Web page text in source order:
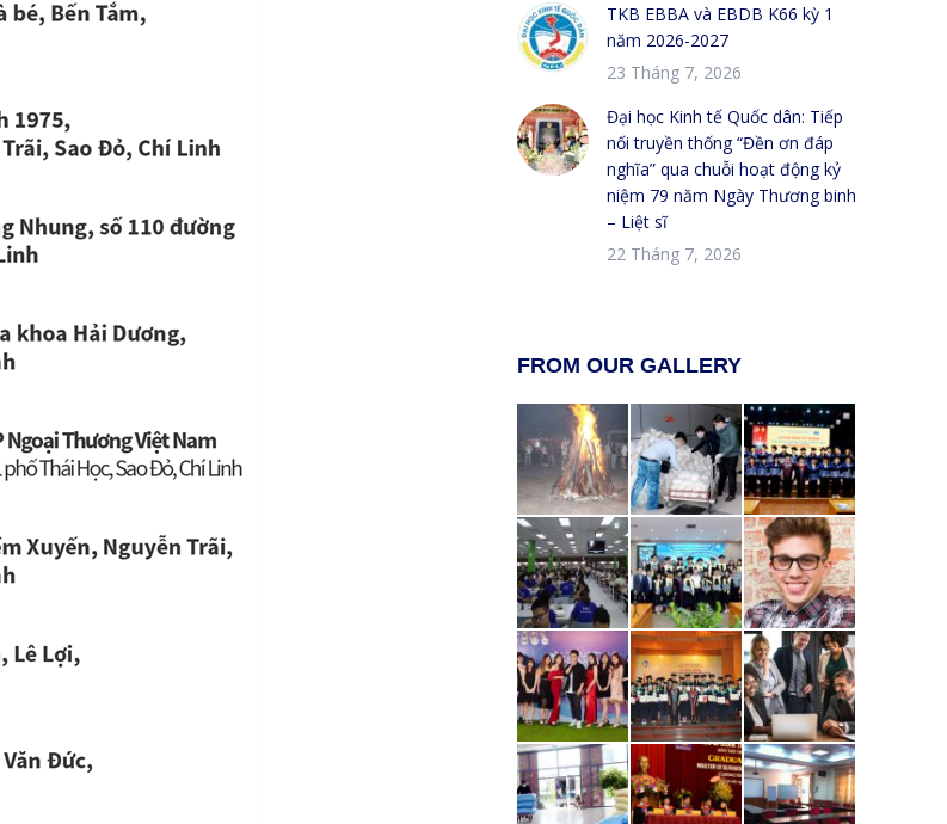
TKB EBBA và EBDB K66 kỳ 1
năm 2026-2027
23 Tháng 7, 2026
Đại học Kinh tế Quốc dân: Tiếp
nối truyền thống “Đền ơn đáp
nghĩa” qua chuỗi hoạt động kỷ
niệm 79 năm Ngày Thương binh
– Liệt sĩ
22 Tháng 7, 2026
FROM OUR GALLERY